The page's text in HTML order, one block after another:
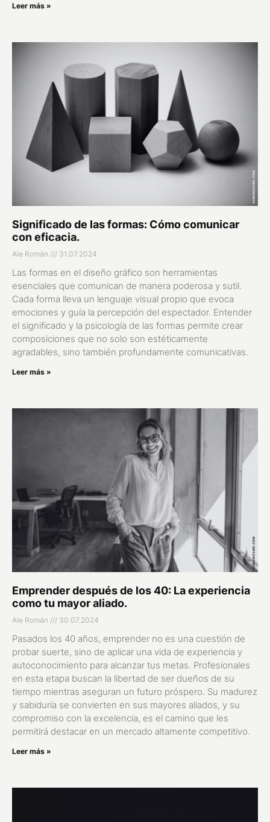
Leer más »
Significado de las formas: Cómo comunicar
con eficacia.
Ale Román 31.07.2024
Las formas en el diseño gráfico son herramientas
esenciales que comunican de manera poderosa y sutil.
Cada forma lleva un lenguaje visual propio que evoca
emociones y guía la percepción del espectador. Entender
el significado y la psicología de las formas permite crear
composiciones que no solo son estéticamente
agradables, sino también profundamente comunicativas.
Leer más »
Emprender después de los 40: La experiencia
como tu mayor aliado.
Ale Román 30.07.2024
Pasados los 40 años, emprender no es una cuestión de
probar suerte, sino de aplicar una vida de experiencia y
autoconocimiento para alcanzar tus metas. Profesionales
en esta etapa buscan la libertad de ser dueños de su
tiempo mientras aseguran un futuro próspero. Su madurez
y sabiduría se convierten en sus mayores aliados, y su
compromiso con la excelencia, es el camino que les
permitirá destacar en un mercado altamente competitivo.
Leer más »